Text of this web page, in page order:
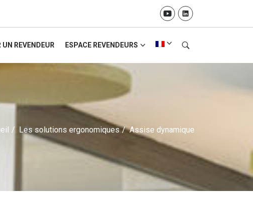
UN REVENDEUR ESPACE REVENDEURS
/ Les solutions ergonomiques / Assise dynamique